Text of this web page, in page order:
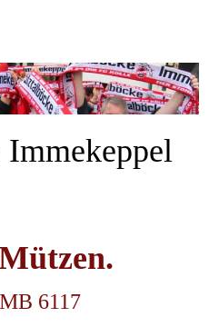
Immekeppel
6117